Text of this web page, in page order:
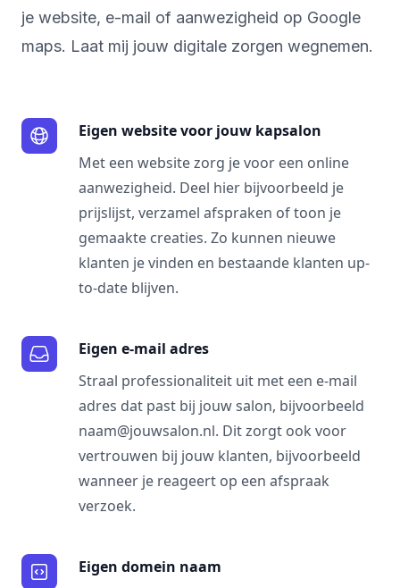
je website, e-mail of aanwezigheid op Google
maps. Laat mij jouw digitale zorgen wegnemen.
Eigen website voor jouw kapsalon
Met een website zorg je voor een online
aanwezigheid. Deel hier bijvoorbeeld je
prijslijst, verzamel afspraken of toon je
gemaakte creaties. Zo kunnen nieuwe
klanten je vinden en bestaande klanten up-
to-date blijven.
Eigen e-mail adres
Straal professionaliteit uit met een e-mail
adres dat past bij jouw salon, bijvoorbeeld
naam@jouwsalon.nl. Dit zorgt ook voor
vertrouwen bij jouw klanten, bijvoorbeeld
wanneer je reageert op een afspraak
verzoek.
Eigen domein naam